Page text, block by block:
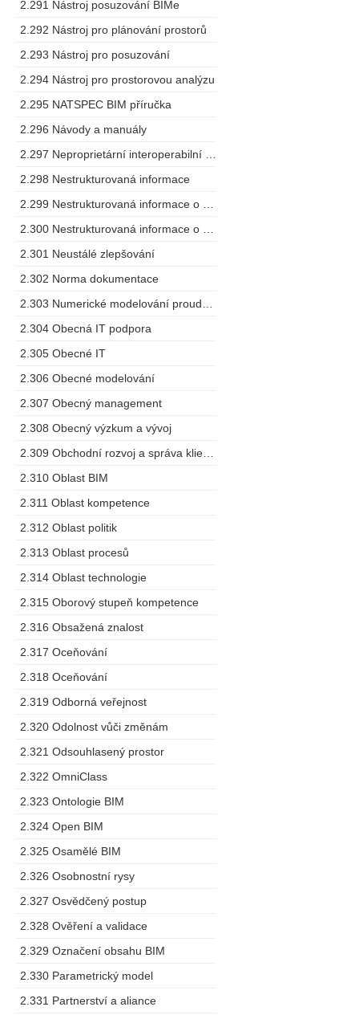
2.291 Nástroj posuzování BIMe
2.292 Nástroj pro plánování prostorů
2.293 Nástroj pro posuzování
2.294 Nástroj pro prostorovou analýzu
2.295 NATSPEC BIM příručka
2.296 Návody a manuály
2.298 Nestrukturovaná informace
2.301 Neustálé zlepšování
2.302 Norma dokumentace
2.304 Obecná IT podpora
2.305 Obecné IT
2.306 Obecné modelování
2.307 Obecný management
2.308 Obecný výzkum a vývoj
2.310 Oblast BIM
2.311 Oblast kompetence
2.312 Oblast politik
2.313 Oblast procesů
2.314 Oblast technologie
2.315 Oborový stupeň kompetence
2.316 Obsažená znalost
2.317 Oceňování
2.318 Oceňování
2.319 Odborná veřejnost
2.320 Odolnost vůči změnám
2.321 Odsouhlasený prostor
2.322 OmniClass
2.323 Ontologie BIM
2.324 Open BIM
2.325 Osamělé BIM
2.326 Osobnostní rysy
2.327 Osvědčený postup
2.328 Ověření a validace
2.329 Označení obsahu BIM
2.330 Parametrický model
2.331 Partnerství a aliance